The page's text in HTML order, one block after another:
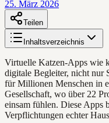
25. März 2026
Teilen
Inhaltsverzeichnis
Virtuelle Katzen-Apps wie
digitale Begleiter, nicht nur
für Millionen Menschen in
Gesellschaft, wo über 22
einsam fühlen. Diese Apps
Verpflichtungen echter